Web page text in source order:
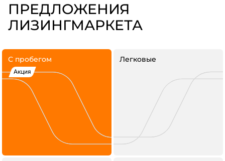
ПРЕДЛОЖЕНИЯ
ЛИЗИНГМАРКЕТА
С пробегом
Акция
Легковые